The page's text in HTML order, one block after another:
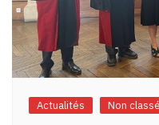
Actualités Non classé